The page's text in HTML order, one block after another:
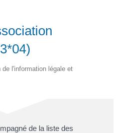
l'information légale et
de la liste des